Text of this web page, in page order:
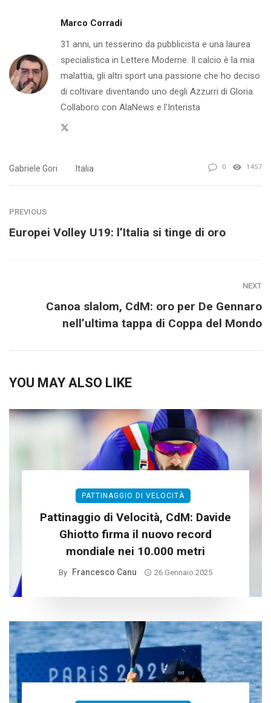
Marco Corradi
31 anni, un tesserino da pubblicista e una laurea
specialistica in Lettere Moderne. Il calcio è la mia
malattia, gli altri sport una passione che ho deciso
di coltivare diventando uno degli Azzurri di Gloria.
Collaboro con AlaNews e l'Interista
Gabriele Gori Italia 0 1457
PREVIOUS
Europei Volley U19: l’Italia si tinge di oro
NEXT
Canoa slalom, CdM: oro per De Gennaro
nell’ultima tappa di Coppa del Mondo
YOU MAY ALSO LIKE
PATTINAGGIO DI VELOCITÀ
Pattinaggio di Velocità, CdM: Davide
Ghiotto firma il nuovo record
mondiale nei 10.000 metri
By Francesco Canu 26 Gennaio 2025